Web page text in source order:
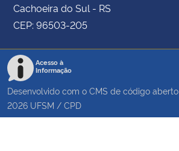
Cachoeira do Sul - RS
CEP: 96503-205
Acesso à
Informação
Desenvolvido com o CMS de código aberto
2026 UFSM / CPD